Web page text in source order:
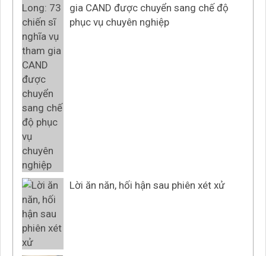
gia CAND được chuyển sang chế độ
phục vụ chuyên nghiệp
Lời ăn năn, hối hận sau phiên xét xử